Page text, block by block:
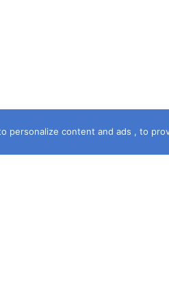
personalize content and ads , to